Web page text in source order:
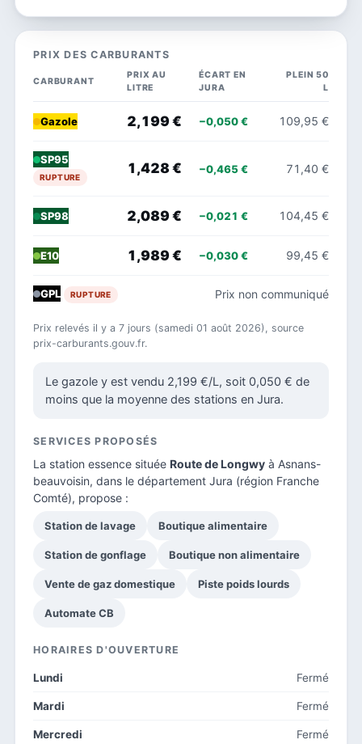
PRIX DES CARBURANTS
CARBURANT
PRIX AU
LITRE
ÉCART EN
JURA
PLEIN 50
L
Gazole 2,199 € −0,050 € 109,95 €
SP95
RUPTURE
1,428 € −0,465 € 71,40 €
SP98 2,089 € −0,021 € 104,45 €
E10 1,989 € −0,030 € 99,45 €
GPL RUPTURE Prix non communiqué
Prix relevés il y a 7 jours (samedi 01 août 2026), source
prix-carburants.gouv.fr.
Le gazole y est vendu 2,199 €/L, soit 0,050 € de
moins que la moyenne des stations en Jura.
SERVICES PROPOSÉS
La station essence située Route de Longwy à Asnans-
beauvoisin, dans le département Jura (région Franche
Comté), propose :
Station de lavage Boutique alimentaire
Station de gonflage Boutique non alimentaire
Vente de gaz domestique Piste poids lourds
Automate CB
HORAIRES D'OUVERTURE
Lundi Fermé
Mardi Fermé
Mercredi Fermé